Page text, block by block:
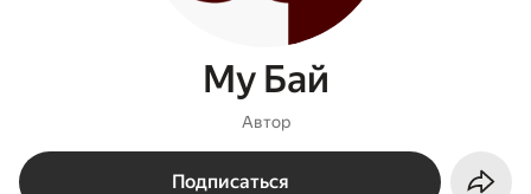
Му Бай
Автор
Подписаться